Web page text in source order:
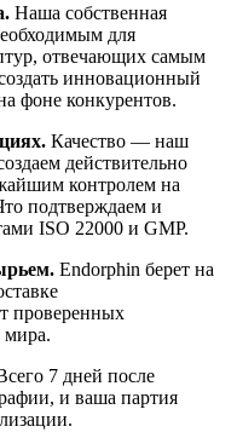
Наша собственная
для
отвечающих самым
инновационный
фоне конкурентов.
Качество — наш
действительно
контролем на
подтверждаем и
ISO 22000 и GMP.
Endorphin берет на
проверенных
мира.
7 дней после
и ваша партия